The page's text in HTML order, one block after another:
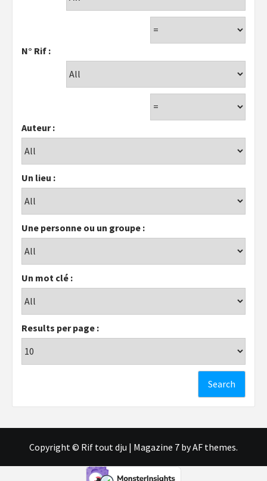
N° Rif :
Auteur :
Un lieu :
Une personne ou un groupe :
Un mot clé :
Results per page :
Copyright © Rif tout dju | Magazine 7 by AF themes.